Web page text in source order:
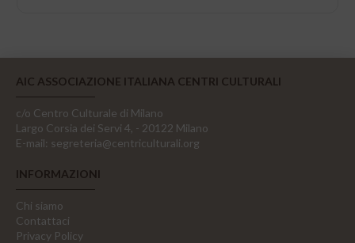
AIC ASSOCIAZIONE ITALIANA CENTRI CULTURALI
c/o Centro Culturale di Milano
Largo Corsia dei Servi 4, - 20122 Milano
E-mail: segreteria@centriculturali.org
INFORMAZIONI
Chi siamo
Contattaci
Privacy Policy